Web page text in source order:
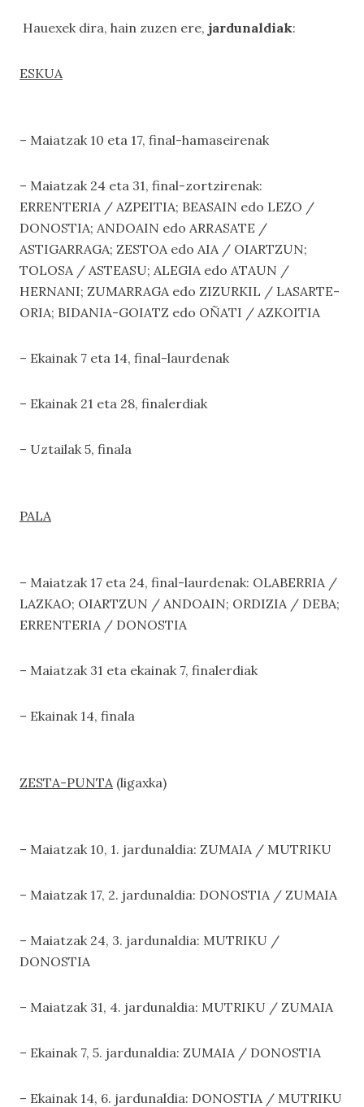
Hauexek dira, hain zuzen ere, jardunaldiak:
ESKUA
– Maiatzak 10 eta 17, final-hamaseirenak
– Maiatzak 24 eta 31, final-zortzirenak:
ERRENTERIA / AZPEITIA; BEASAIN edo LEZO /
DONOSTIA; ANDOAIN edo ARRASATE /
ASTIGARRAGA; ZESTOA edo AIA / OIARTZUN;
TOLOSA / ASTEASU; ALEGIA edo ATAUN /
HERNANI; ZUMARRAGA edo ZIZURKIL / LASARTE-
ORIA; BIDANIA-GOIATZ edo OÑATI / AZKOITIA
– Ekainak 7 eta 14, final-laurdenak
– Ekainak 21 eta 28, finalerdiak
– Uztailak 5, finala
PALA
– Maiatzak 17 eta 24, final-laurdenak: OLABERRIA /
LAZKAO; OIARTZUN / ANDOAIN; ORDIZIA / DEBA;
ERRENTERIA / DONOSTIA
– Maiatzak 31 eta ekainak 7, finalerdiak
– Ekainak 14, finala
ZESTA-PUNTA(ligaxka)
– Maiatzak 10, 1. jardunaldia: ZUMAIA / MUTRIKU
– Maiatzak 17, 2. jardunaldia: DONOSTIA / ZUMAIA
– Maiatzak 24, 3. jardunaldia: MUTRIKU /
DONOSTIA
– Maiatzak 31, 4. jardunaldia: MUTRIKU / ZUMAIA
– Ekainak 7, 5. jardunaldia: ZUMAIA / DONOSTIA
– Ekainak 14, 6. jardunaldia: DONOSTIA / MUTRIKU